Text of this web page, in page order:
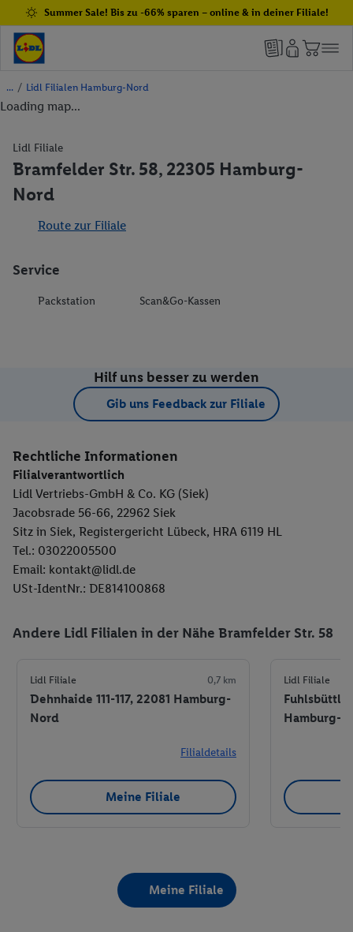
Summer Sale! Bis zu -66% sparen – online & in deiner Filiale!
/ Lidl Filialen Hamburg-Nord
Loading map...
Lidl Filiale
Bramfelder Str. 58, 22305 Hamburg-
Nord
Route zur Filiale
Service
Packstation Scan&Go-Kassen
Hilf uns besser zu werden
Gib uns Feedback zur Filiale
Rechtliche Informationen
Filialverantwortlich
Lidl Vertriebs-GmbH & Co. KG (Siek)
Jacobsrade 56-66, 22962 Siek
Sitz in Siek, Registergericht Lübeck, HRA 6119 HL
Tel.: 03022005500
Email: kontakt@lidl.de
USt-IdentNr.: DE814100868
Andere Lidl Filialen in der Nähe Bramfelder Str. 58
Lidl Filiale 0,7 km
Dehnhaide 111-117, 22081 Hamburg-
Nord
Filialdetails
Meine Filiale
Lidl Filiale
Fuhlsbüttler
Hamburg-
Meine Filiale